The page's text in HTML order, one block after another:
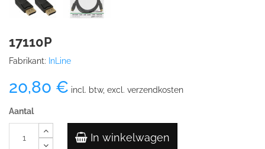
17110P
Fabrikant: InLine
20,80 € incl. btw, excl. verzendkosten
Aantal
In winkelwagen